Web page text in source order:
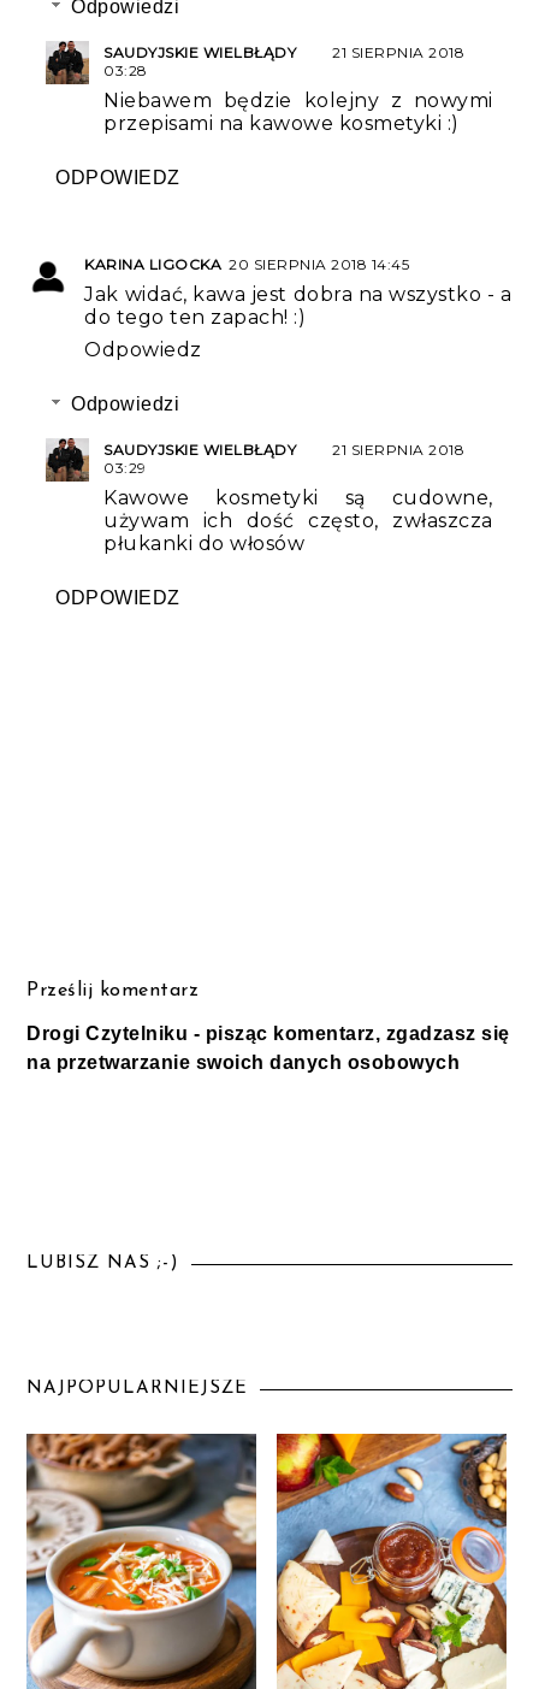
Odpowiedzi
SAUDYJSKIE WIELBŁĄDY
21 SIERPNIA 2018
03:28
Niebawem będzie kolejny z nowymi
przepisami na kawowe kosmetyki :)
ODPOWIEDZ
KARINA LIGOCKA 20 SIERPNIA 2018 14:45
Jak widać, kawa jest dobra na wszystko - a
do tego ten zapach! :)
Odpowiedz
Odpowiedzi
SAUDYJSKIE WIELBŁĄDY
21 SIERPNIA 2018
03:29
Kawowe kosmetyki są cudowne,
używam ich dość często, zwłaszcza
płukanki do włosów
ODPOWIEDZ
Prześlij komentarz
Drogi Czytelniku - pisząc komentarz, zgadzasz się
na przetwarzanie swoich danych osobowych
LUBISZ NAS ;-)
NAJPOPULARNIEJSZE